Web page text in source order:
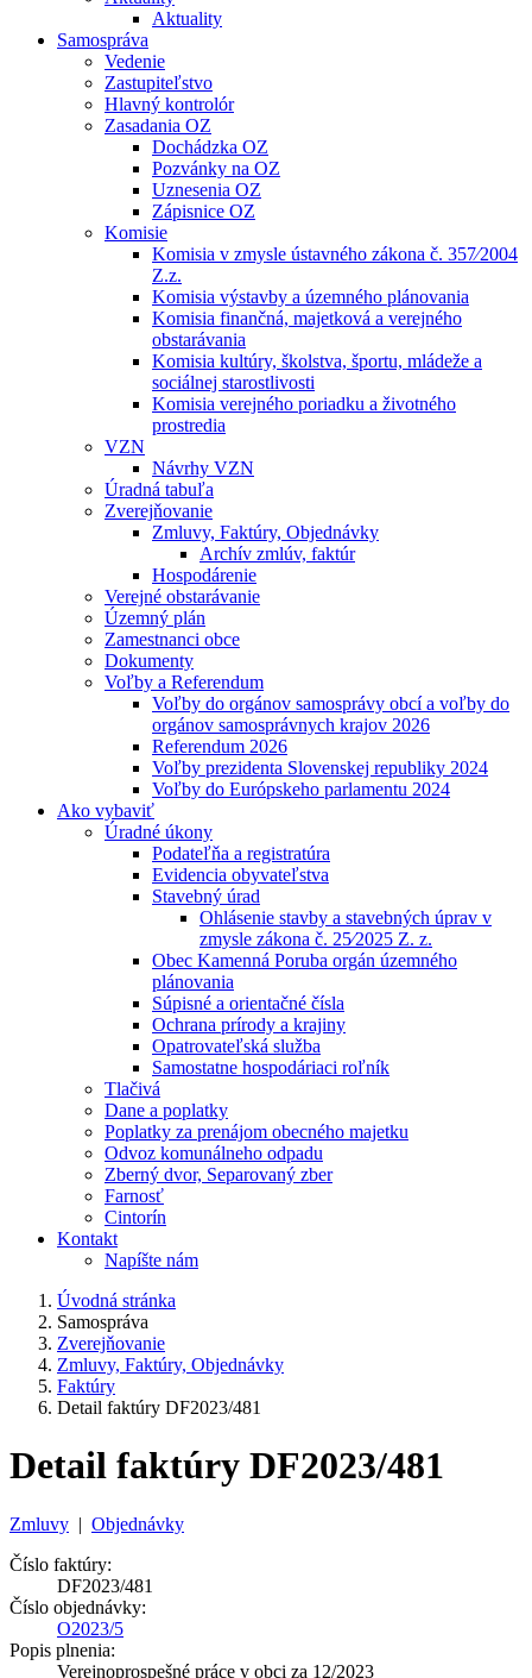
Aktuality
Samospráva
Vedenie
Zastupiteľstvo
Hlavný kontrolór
Zasadania OZ
Dochádzka OZ
Pozvánky na OZ
Uznesenia OZ
Zápisnice OZ
Komisie
Komisia v zmysle ústavného zákona č. 357⁄2004
Z.z.
Komisia výstavby a územného plánovania
Komisia finančná, majetková a verejného
obstarávania
Komisia kultúry, školstva, športu, mládeže a
sociálnej starostlivosti
Komisia verejného poriadku a životného
prostredia
VZN
Návrhy VZN
Úradná tabuľa
Zverejňovanie
Zmluvy, Faktúry, Objednávky
Archív zmlúv, faktúr
Hospodárenie
Verejné obstarávanie
Územný plán
Zamestnanci obce
Dokumenty
Voľby a Referendum
Voľby do orgánov samosprávy obcí a voľby do
orgánov samosprávnych krajov 2026
Referendum 2026
Voľby prezidenta Slovenskej republiky 2024
Voľby do Európskeho parlamentu 2024
Ako vybaviť
Úradné úkony
Podateľňa a registratúra
Evidencia obyvateľstva
Stavebný úrad
Ohlásenie stavby a stavebných úprav v
zmysle zákona č. 25⁄2025 Z. z.
Obec Kamenná Poruba orgán územného
plánovania
Súpisné a orientačné čísla
Ochrana prírody a krajiny
Opatrovateľská služba
Samostatne hospodáriaci roľník
Tlačivá
Dane a poplatky
Poplatky za prenájom obecného majetku
Odvoz komunálneho odpadu
Zberný dvor, Separovaný zber
Farnosť
Cintorín
Kontakt
Napíšte nám
Úvodná stránka
Samospráva
Zverejňovanie
Zmluvy, Faktúry, Objednávky
Faktúry
Detail faktúry DF2023/481
Detail faktúry DF2023/481
Zmluvy | Objednávky
Číslo faktúry:
DF2023/481
Číslo objednávky:
O2023/5
Popis plnenia:
Verejnoprospešné práce v obci za 12/2023